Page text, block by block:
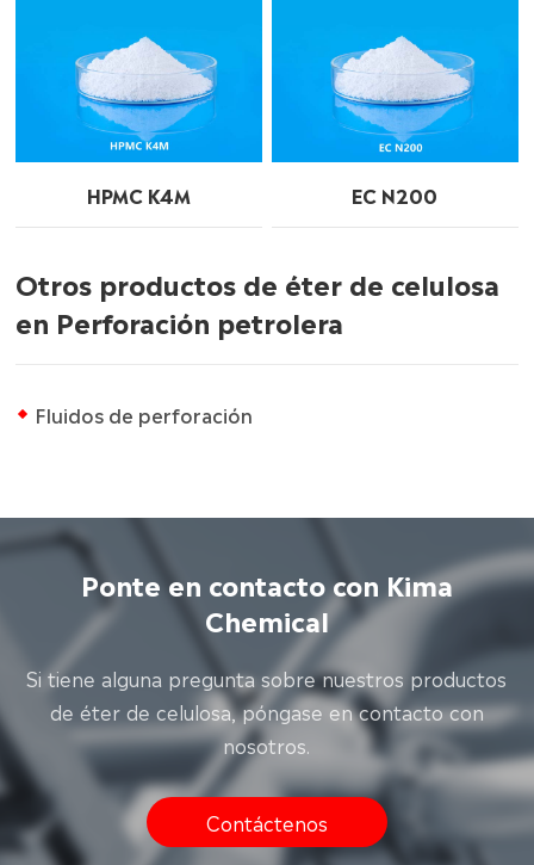
HPMC K4M EC N200
Otros productos de éter de celulosa
en Perforación petrolera
Fluidos de perforación
Ponte en contacto con Kima
Chemical
Si tiene alguna pregunta sobre nuestros productos
de éter de celulosa, póngase en contacto con
nosotros.
Contáctenos